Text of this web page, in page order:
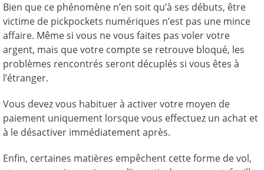
Bien que ce phénomène n’en soit qu’à ses débuts, être
victime de pickpockets numériques n’est pas une mince
affaire. Même si vous ne vous faites pas voler votre
argent, mais que votre compte se retrouve bloqué, les
problèmes rencontrés seront décuplés si vous êtes à
l’étranger.
Vous devez vous habituer à activer votre moyen de
paiement uniquement lorsque vous effectuez un achat et
à le désactiver immédiatement après.
Enfin, certaines matières empêchent cette forme de vol,